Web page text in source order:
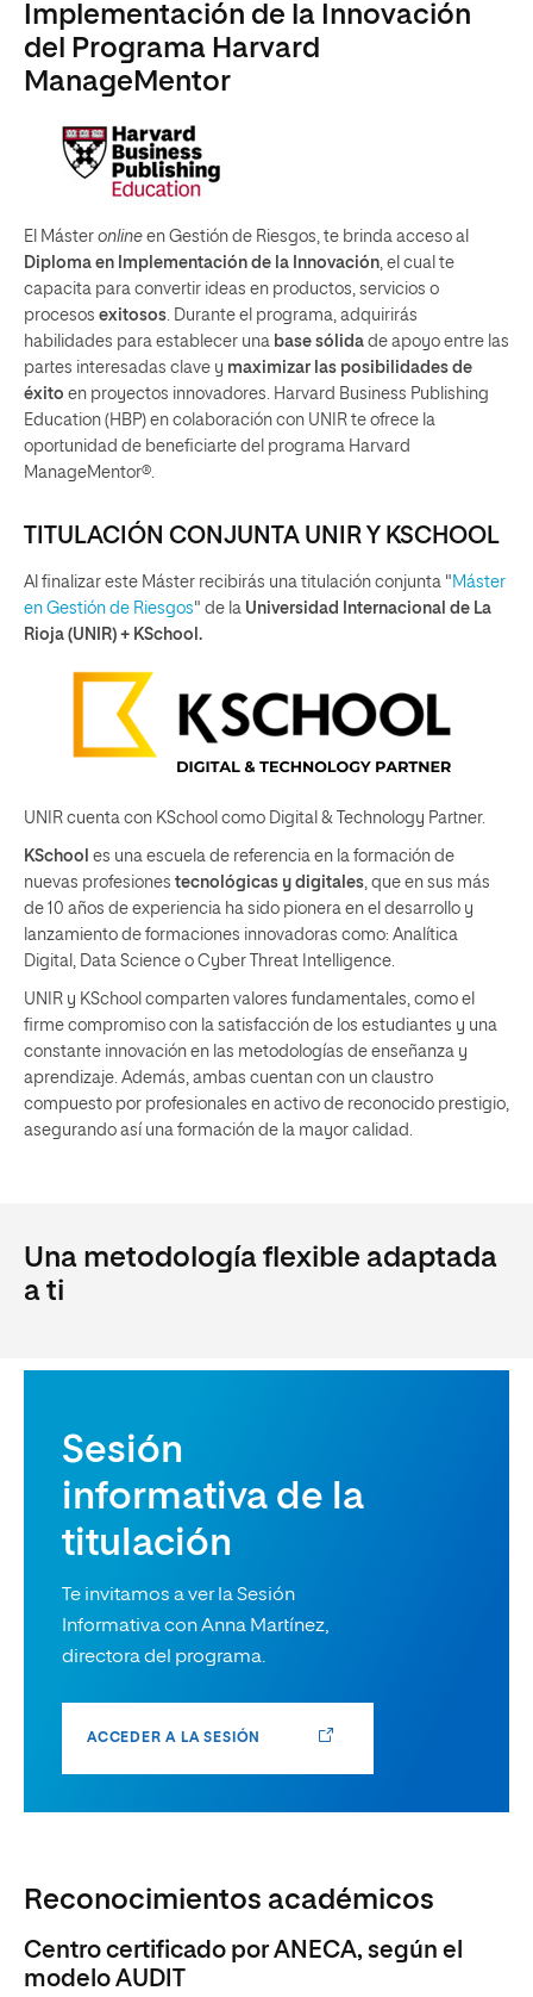
Implementación de la Innovación
del Programa Harvard
ManageMentor
El Máster online en Gestión de Riesgos, te brinda acceso al
Diploma en Implementación de la Innovación, el cual te
capacita para convertir ideas en productos, servicios o
procesos exitosos. Durante el programa, adquirirás
habilidades para establecer una base sólida de apoyo entre las
partes interesadas clave y maximizar las posibilidades de
éxito en proyectos innovadores. Harvard Business Publishing
Education (HBP) en colaboración con UNIR te ofrece la
oportunidad de beneficiarte del programa Harvard
ManageMentor®.
TITULACIÓN CONJUNTA UNIR Y KSCHOOL
Al finalizar este Máster recibirás una titulación conjunta " Máster
en Gestión de Riesgos" de la Universidad Internacional de La
Rioja (UNIR) + KSchool.
UNIR cuenta con KSchool como Digital & Technology Partner.
KSchool es una escuela de referencia en la formación de
nuevas profesiones tecnológicas y digitales, que en sus más
de 10 años de experiencia ha sido pionera en el desarrollo y
lanzamiento de formaciones innovadoras como: Analítica
Digital, Data Science o Cyber Threat Intelligence.
UNIR y KSchool comparten valores fundamentales, como el
firme compromiso con la satisfacción de los estudiantes y una
constante innovación en las metodologías de enseñanza y
aprendizaje. Además, ambas cuentan con un claustro
compuesto por profesionales en activo de reconocido prestigio,
asegurando así una formación de la mayor calidad.
Una metodología flexible adaptada
a ti
Sesión
informativa de la
titulación
Te invitamos a ver la Sesión
Informativa con Anna Martínez,
directora del programa.
ACCEDER A LA SESIÓN
Reconocimientos académicos
Centro certificado por ANECA, según el
modelo AUDIT